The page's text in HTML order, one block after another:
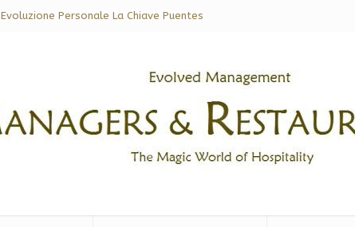
Evoluzione Personale La Chiave Puentes